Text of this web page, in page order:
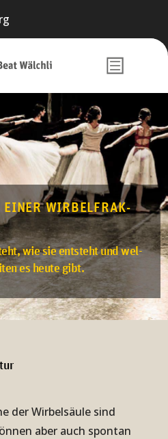
EI­NER WIR­BEL­FRAK­
wie sie ent­steht und wel­
es heute gibt.
der Wirbelsäule sind
aber auch spontan